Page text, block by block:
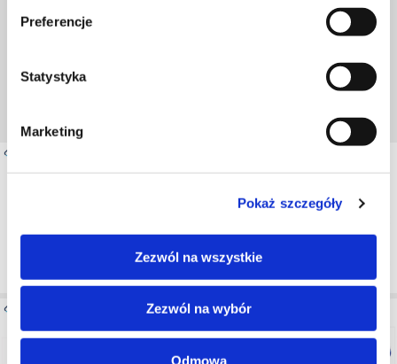
Preferencje
Statystyka
Marketing
Pokaż szczegóły
Zezwól na wszystkie
Zezwól na wybór
Odmowa
niestandardowe